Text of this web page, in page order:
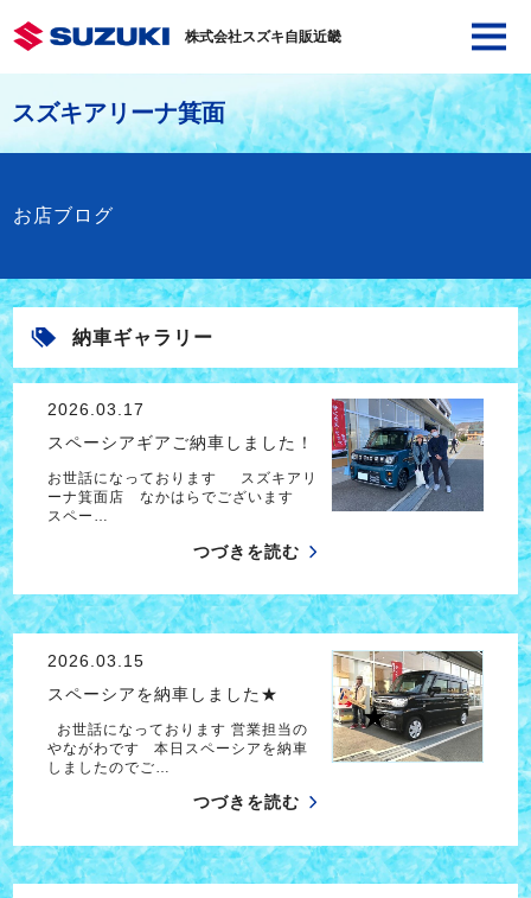
株式会社スズキ自販近畿
スズキアリーナ箕面
お店ブログ
納車ギャラリー
2026.03.17
スペーシアギアご納車しました！
お世話になっております スズキアリ
ーナ箕面店 なかはらでございます
スペー…
つづきを読む
2026.03.15
スペーシアを納車しました★
お世話になっております 営業担当の
やながわです 本日スペーシアを納車
しましたのでご…
つづきを読む